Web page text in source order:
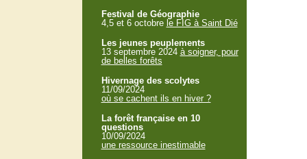
Festival de Géographie
4,5 et 6 octobre le FIG à Saint Dié
Les jeunes peuplements
13 septembre 2024 à soigner, pour
de belles forêts
Hivernage des scolytes
11/09/2024
où se cachent ils en hiver ?
La forêt française en 10
questions
10/09/2024
une ressource inestimable